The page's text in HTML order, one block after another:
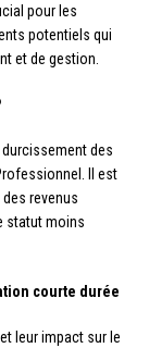
pour les
potentiels qui
et de gestion.
des
Il est
revenus
statut moins
courte durée
leur impact sur le